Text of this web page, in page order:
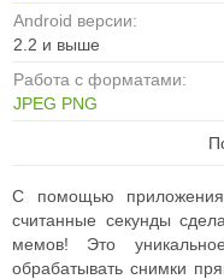
Android версии:
2.2 и выше
Работа с форматами:
JPEG PNG
С помощью
считанные секунды
мемов! Это
обрабатывать снимки